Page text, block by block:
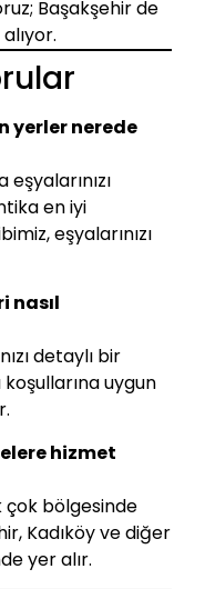
Başakşehir de
yerler nerede
en iyi
eşyalarınızı
nasıl
detaylı bir
uygun
hizmet
çok bölgesinde
Kadıköy ve diğer
yer alır.